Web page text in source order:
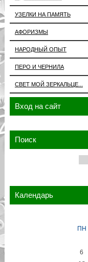
УЗЕЛКИ НА ПАМЯТЬ
АФОРИЗМЫ
НАРОДНЫЙ ОПЫТ
ПЕРО И ЧЕРНИЛА
СВЕТ МОЙ ЗЕРКАЛЬЦЕ...
Вход на сайт
Поиск
Календарь
ПН
6